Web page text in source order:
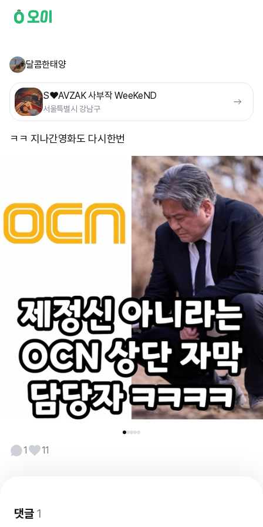
달콤한태양
S❤️AVZAK 사부작 WeeKeND
서울특별시 강남구
ㅋㅋ 지나간영화도 다시한번
1 11
댓글1